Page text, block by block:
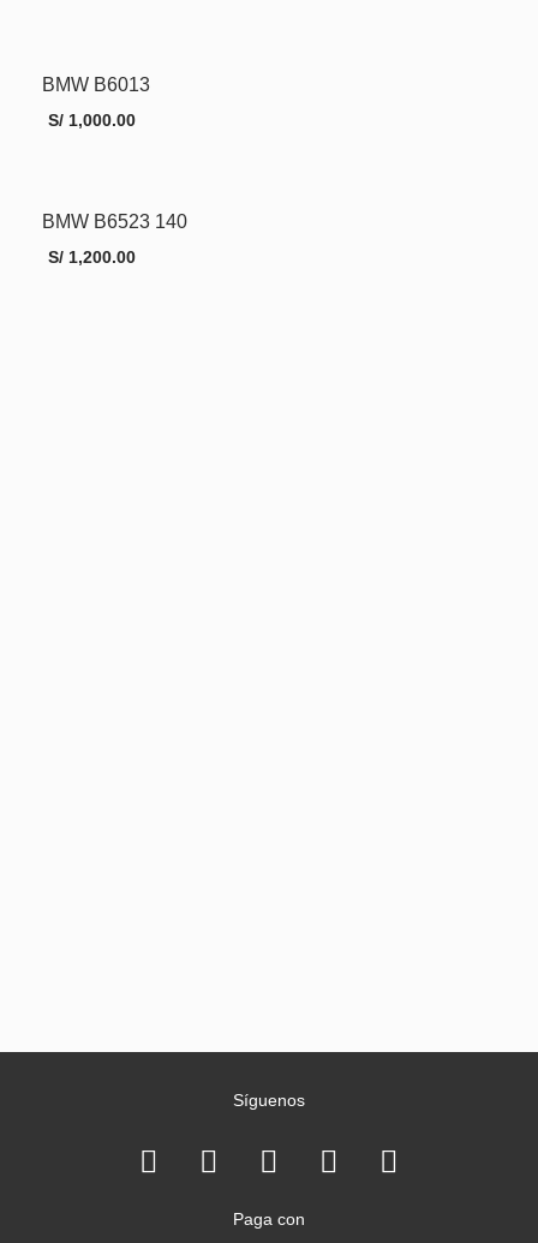
AÑADIR AL CARRITO
BMW B6013
S/ 1,000.00
AÑADIR AL CARRITO
BMW B6523 140
S/ 1,200.00
Síguenos
Paga con